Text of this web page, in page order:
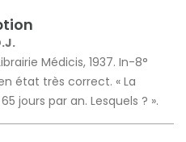
Médicis, 1937. In-8°
état très correct. « La
jours par an. Lesquels ? ».